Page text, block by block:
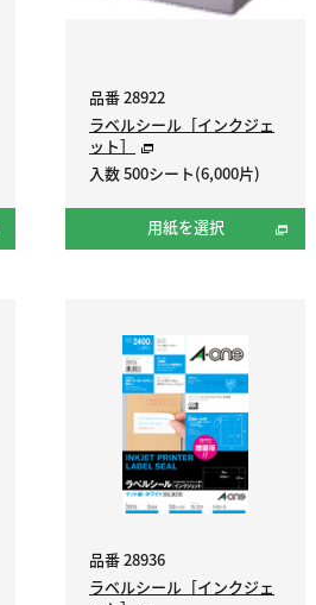
品番 28922
ラベルシール［インクジェ
ット］
入数 500シート(6,000片)
用紙を選択
品番 28936
ラベルシール［インクジェ